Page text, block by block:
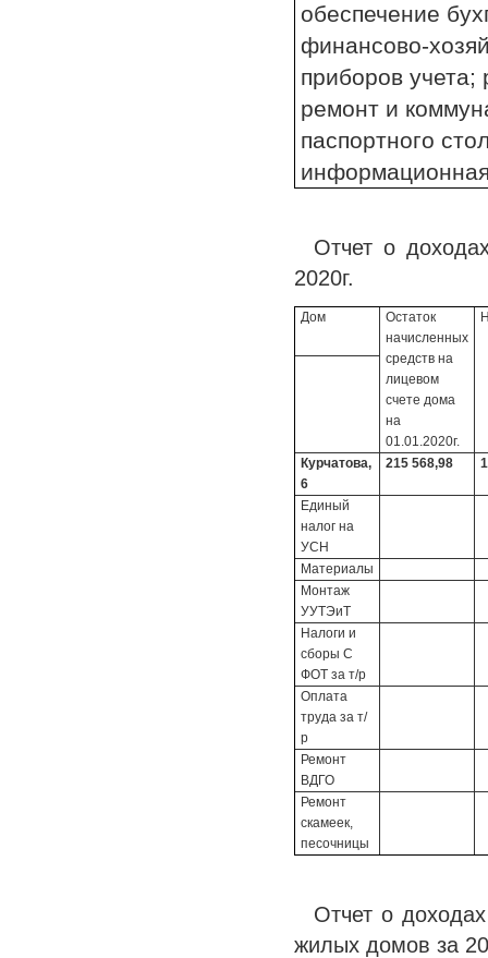
обеспечение
финансово-
приборов
ремонт и
паспортного
Отчет о
2020г.
Дом
Остаток
начисленных
средств на
лицевом
счете дома
на
01.01.2020г.
Курчатова,
6
215 568,98
Единый
налог на
УСН
Материалы
Монтаж
УУТЭиТ
Налоги и
сборы С
ФОТ за т/р
Оплата
труда за т/
р
Ремонт
ВДГО
Ремонт
скамеек,
песочницы
Отчет о
жилых домов за